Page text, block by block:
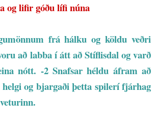
og lifir góðu lífi núna
frá hálku og köldu veðri
að labba í átt að Stíflisdal og varð
nótt. -2 Snafsar héldu áfram að
og bjargaði þetta spilerí fjárhag